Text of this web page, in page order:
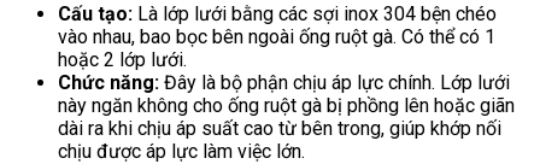
Cấu tạo: Là lớp lưới bằng các sợi inox 304 bện chéo
vào nhau, bao bọc bên ngoài ống ruột gà. Có thể có 1
hoặc 2 lớp lưới.
Chức năng: Đây là bộ phận chịu áp lực chính. Lớp lưới
này ngăn không cho ống ruột gà bị phồng lên hoặc giãn
dài ra khi chịu áp suất cao từ bên trong, giúp khớp nối
chịu được áp lực làm việc lớn.